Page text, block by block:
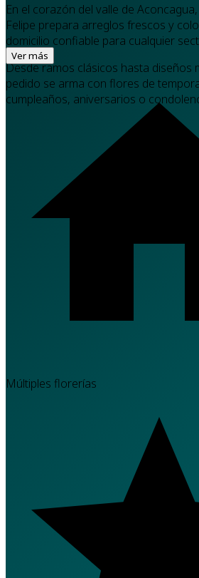
En el corazón del valle de
Felipe prepara arreglos frescos y
domicilio confiable para cualquier
Desde ramos clásicos hasta diseños
pedido se arma con flores de
cumpleaños, aniversarios o
Ver más
Múltiples florerías